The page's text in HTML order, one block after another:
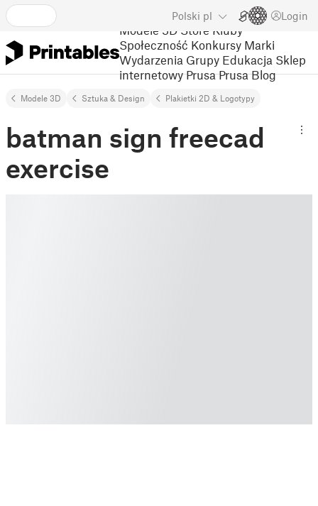
Polski pl Login
Modele 3D Store Kluby
Społeczność Konkursy Marki
Wydarzenia Grupy Edukacja Sklep
internetowy Prusa Prusa Blog
Modele 3D Sztuka & Design Plakietki 2D & Logotypy
batman sign freecad
exercise